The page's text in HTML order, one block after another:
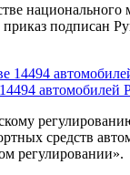
подписан
автомобилей
средств
регулировании».